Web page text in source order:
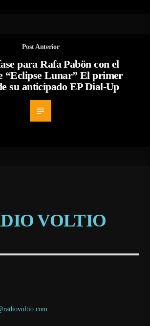
Post Anterior
para Rafa Pabön con el
“Eclipse Lunar” El primer
su anticipado EP Dial-Up
VOLTIO